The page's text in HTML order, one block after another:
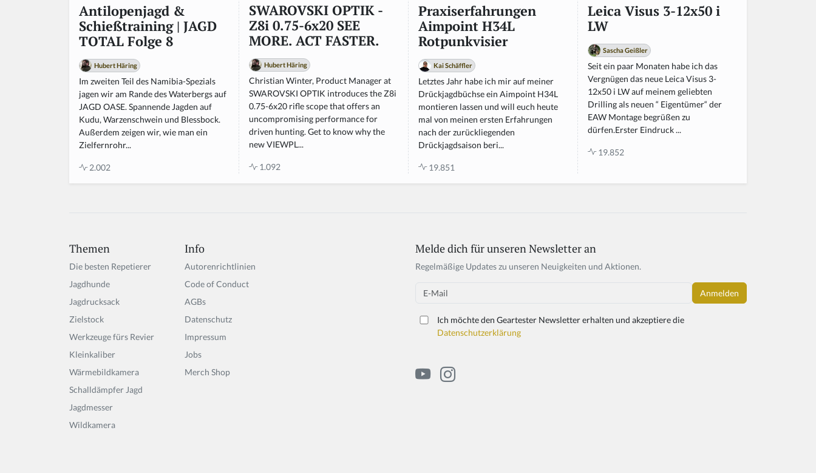
hi
s
fi
el
d
Antilopenjagd &
Schießtraining | JAGD
TOTAL Folge 8
Hubert Häring
Im zweiten Teil des Namibia-Spezials
jagen wir am Rande des Waterbergs auf
JAGD OASE. Spannende Jagden auf
Kudu, Warzenschwein und Blessbock.
Außerdem zeigen wir, wie man ein
Zielfernrohr...
2.002
SWAROVSKI OPTIK -
Z8i 0.75-6x20 SEE
MORE. ACT FASTER.
Hubert Häring
Christian Winter, Product Manager at
SWAROVSKI OPTIK introduces the Z8i
0.75-6x20 rifle scope that offers an
uncompromising performance for
driven hunting. Get to know why the
new VIEWPL...
1.092
Praxiserfahrungen
Aimpoint H34L
Rotpunkvisier
Kai Schäffler
Letztes Jahr habe ich mir auf meiner
Drückjagdbüchse ein Aimpoint H34L
montieren lassen und will euch heute
mal von meinen ersten Erfahrungen
nach der zurückliegenden
Drückjagdsaison beri...
19.851
Leica Visus 3-12x50 i
LW
Sascha Geißler
Seit ein paar Monaten habe ich das
Vergnügen das neue Leica Visus 3-
12x50 i LW auf meinem geliebten
Drilling als neuen “ Eigentümer“ der
EAW Montage begrüßen zu
dürfen.Erster Eindruck ...
19.852
Themen
Die besten Repetierer
Jagdhunde
Jagdrucksack
Zielstock
Werkzeuge fürs Revier
Kleinkaliber
Wärmebildkamera
Schalldämpfer Jagd
Jagdmesser
Wildkamera
Info
Autorenrichtlinien
Code of Conduct
AGBs
Datenschutz
Impressum
Jobs
Merch Shop
If
y
m
Melde dich für unseren Newsletter an
Regelmäßige Updates zu unseren Neuigkeiten und Aktionen.
Email
Ich möchte den Geartester Newsletter erhalten und akzeptiere die
Datenschutzerklärung